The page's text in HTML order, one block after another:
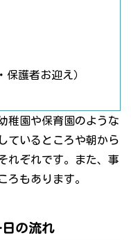
保護者お迎え）
稚園や保育園のような
ているところや朝から
れぞれです。また、事
ろもあります。
の流れ